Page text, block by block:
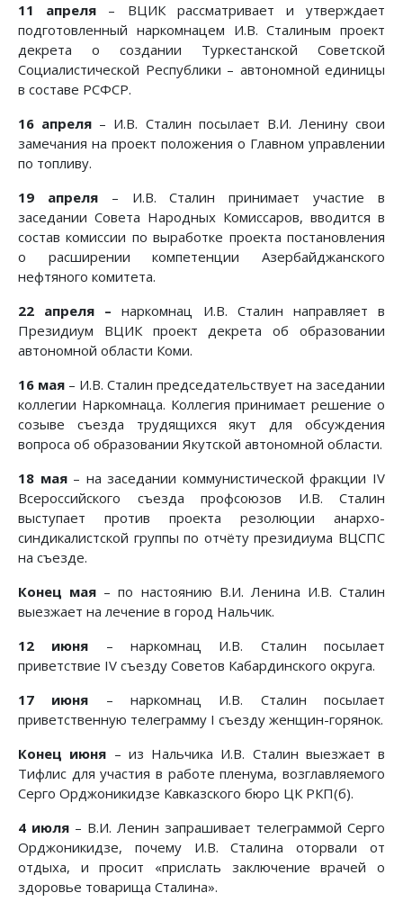
11 апреля – ВЦИК рассматривает и утверждает
подготовленный наркомнацем И.В. Сталиным проект
декрета о создании Туркестанской Советской
Социалистической Республики – автономной единицы
в составе РСФСР.
16 апреля – И.В. Сталин посылает В.И. Ленину свои
замечания на проект положения о Главном управлении
по топливу.
19 апреля– И.В. Сталин принимает участие в
заседании Совета Народных Комиссаров, вводится в
состав комиссии по выработке проекта постановления
о расширении компетенции Азербайджанского
нефтяного комитета.
22 апреля –наркомнац И.В. Сталин направляет в
Президиум ВЦИК проект декрета об образовании
автономной области Коми.
16 мая – И.В. Сталин председательствует на заседании
коллегии Наркомнаца. Коллегия принимает решение о
созыве съезда трудящихся якут для обсуждения
вопроса об образовании Якутской автономной области.
18 мая– на заседании коммунистической фракции IV
Всероссийского съезда профсоюзов И.В. Сталин
выступает против проекта резолюции анархо-
синдикалистской группы по отчёту президиума ВЦСПС
на съезде.
Конец мая – по настоянию В.И. Ленина И.В. Сталин
выезжает на лечение в город Нальчик.
12 июня – наркомнац И.В. Сталин посылает
приветствие IV съезду Советов Кабардинского округа.
17 июня – наркомнац И.В. Сталин посылает
приветственную телеграмму I съезду женщин-горянок.
Конец июня – из Нальчика И.В. Сталин выезжает в
Тифлис для участия в работе пленума, возглавляемого
Серго Орджоникидзе Кавказского бюро ЦК РКП(б).
4 июля – В.И. Ленин запрашивает телеграммой Серго
Орджоникидзе, почему И.В. Сталина оторвали от
отдыха, и просит «прислать заключение врачей о
здоровье товарища Сталина».